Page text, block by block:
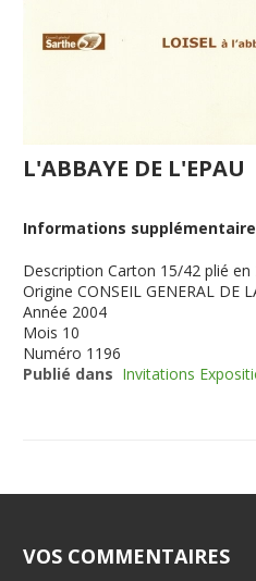
L'ABBAYE DE L'EPAU
Informations
Description Carton 15/42 plié en
Origine CONSEIL GENERAL DE
Année 2004
Mois 10
Numéro 1196
Publié dans Invitations
VOS COMMENTAIRES